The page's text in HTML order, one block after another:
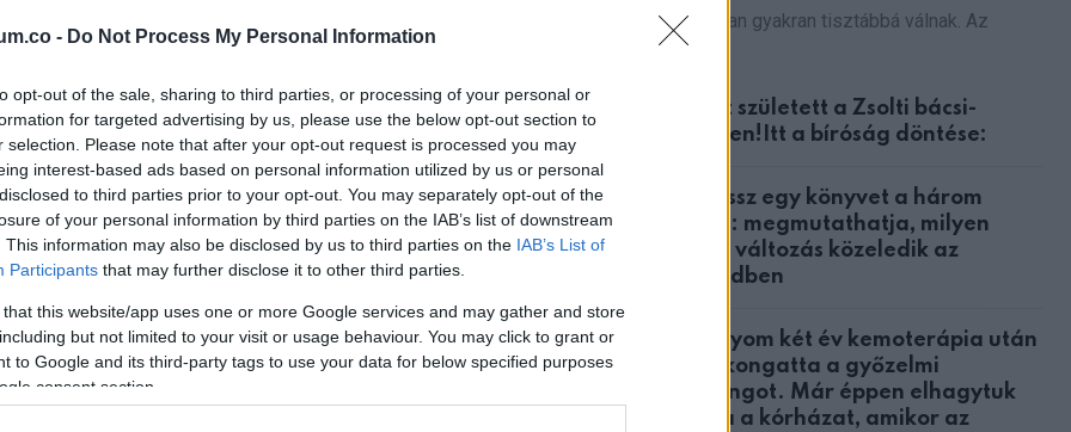
- Do Not Process My Personal Information
opt-out of the sale, sharing to third parties, or processing of your personal or
for targeted advertising by us, please use the below opt-out section to
selection. Please note that after your opt-out request is processed you may
interest-based ads based on personal information utilized by us or personal
to third parties prior to your opt-out. You may separately opt-out of the
of your personal information by third parties on the IAB’s list of downstream
This information may also be disclosed by us to third parties on the IAB’s List of
Participants that may further disclose it to other third parties.
that this website/app uses one or more Google services and may gather and store
but not limited to your visit or usage behaviour. You may click to grant or
to Google and its third-party tags to use your data for below specified purposes
consent section.
azonban gyakran tisztábbá válnak. Az
Ítélet született a Zsolti bácsi-
ügyben!Itt a bíróság döntése:
Válassz egy könyvet a három
közül: megmutathatja, milyen
nagy változás közeledik az
életedben
A lányom két év kemoterápia után
megkongatta a győzelmi
harangot. Már éppen elhagytuk
volna a kórházat, amikor az